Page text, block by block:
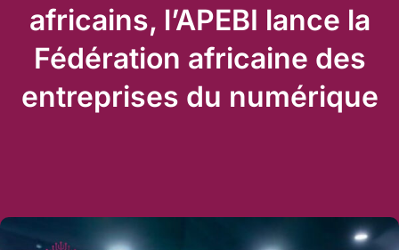
africains, l’APEBI lance la
Fédération africaine des
entreprises du numérique